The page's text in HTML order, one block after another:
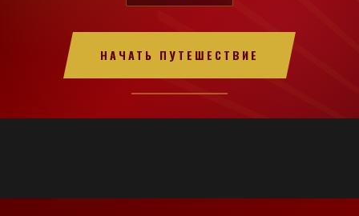
НАЧАТЬ ПУТЕШЕСТВИЕ